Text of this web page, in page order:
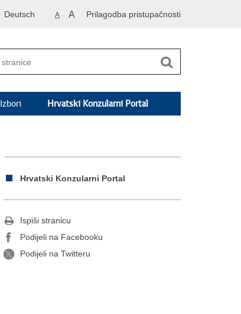
Deutsch A A Prilagodba pristupačnosti
Izbori Hrvatski Konzularni Portal
Hrvatski Konzularni Portal
Ispiši stranicu
Podijeli na Facebooku
Podijeli na Twitteru